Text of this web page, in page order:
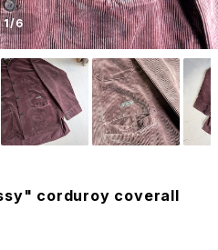
1/6
corduroy coverall